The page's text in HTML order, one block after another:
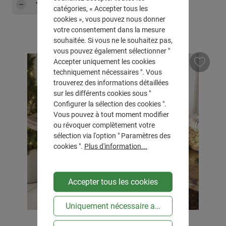
Dans le panier
catégories, « Accepter tous les
cookies », vous pouvez nous donner
votre consentement dans la mesure
souhaitée. Si vous ne le souhaitez pas,
vous pouvez également sélectionner "
Accepter uniquement les cookies
techniquement nécessaires ". Vous
trouverez des informations détaillées
sur les différents cookies sous "
Configurer la sélection des cookies ".
Vous pouvez à tout moment modifier
ou révoquer complètement votre
sélection via l'option " Paramètres des
cookies ". Plus d'information...
Accepter tous les cookies
Uniquement nécessaire au niveau technique